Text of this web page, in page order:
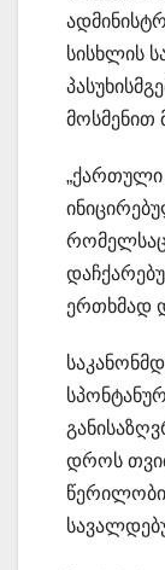
სისხლის
მოსმენით
„ქართული
ერთხმად
დროს